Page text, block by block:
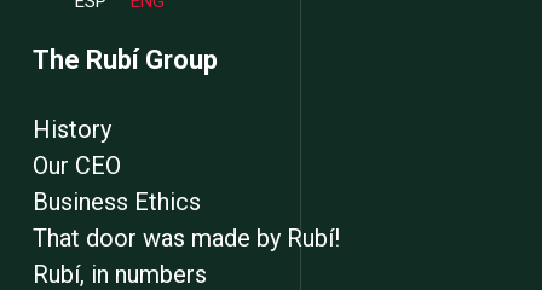
The Rubí Group
History
Our CEO
Business Ethics
That door was made by Rubí!
Rubí, in numbers